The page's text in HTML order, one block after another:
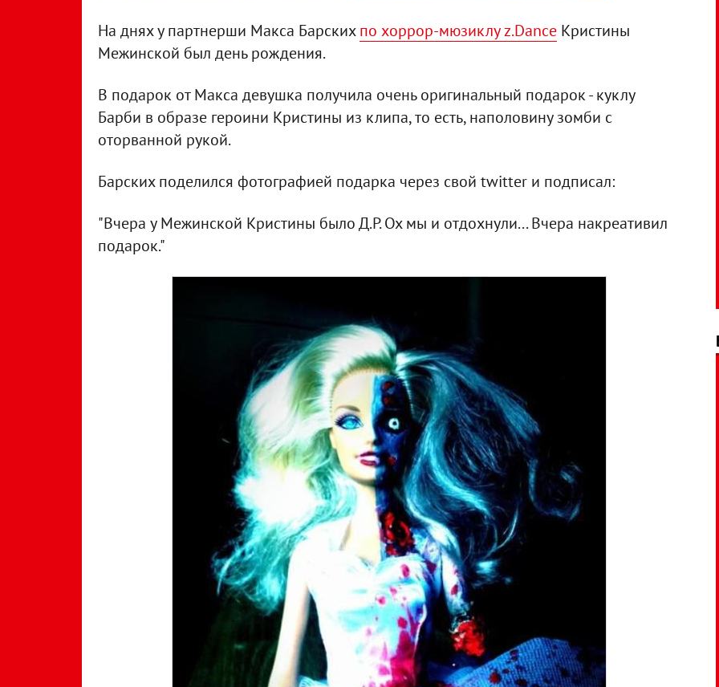
На днях у партнерши Макса Барскихпо хоррор-мюзиклу z.Dance Кристины
Межинской был день рождения.
В подарок от Макса девушка получила очень оригинальный подарок - куклу
Барби в образе героини Кристины из клипа, то есть, наполовину зомби с
оторванной рукой.
Барских поделился фотографией подарка через свой twitter и подписал:
"Вчера у Межинской Кристины было Д.Р. Ох мы и отдохнули... Вчера накреативил
подарок."